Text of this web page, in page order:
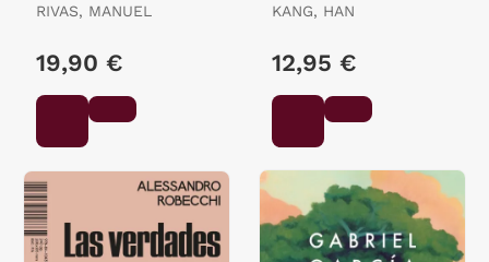
RIVAS, MANUEL
19,90 €
KANG, HAN
12,95 €